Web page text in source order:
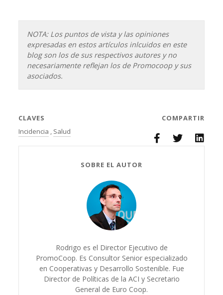
NOTA: Los puntos de vista y las opiniones
expresadas en estos artículos inlcuidos en este
blog son los de sus respectivos autores y no
necesariamente reflejan los de Promocoop y sus
asociados.
CLAVES
Incidencia , Salud
COMPARTIR
SOBRE EL AUTOR
Rodrigo es el Director Ejecutivo de
PromoCoop. Es Consultor Senior especializado
en Cooperativas y Desarrollo Sostenible. Fue
Director de Políticas de la ACI y Secretario
General de Euro Coop.